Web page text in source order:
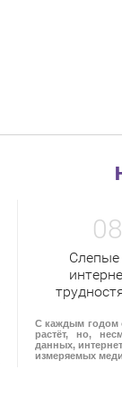
С каждым годом
растёт, но,
данных,
измеряемых